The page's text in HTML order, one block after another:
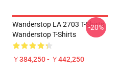
Wanderstop LA 2703 T-Shirts
Wanderstop T-Shirts
￥384,250 - ￥442,250
-20%